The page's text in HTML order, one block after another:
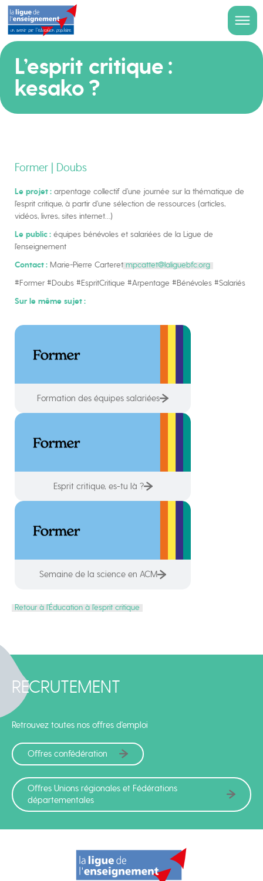
L’esprit critique :
kesako ?
Former | Doubs
Le projet : arpentage collectif d’une journée sur la thématique de
l’esprit critique, à partir d’une sélection de ressources (articles,
vidéos, livres, sites internet…)
Le public : équipes bénévoles et salariées de la Ligue de
l’enseignement
Contact : Marie-Pierre Carteret mpcattet@laliguebfc.org
#Former #Doubs #EspritCritique #Arpentage #Bénévoles #Salariés
Sur le même sujet :
Formation des équipes salariées
Esprit critique, es-tu là ?
Semaine de la science en ACM
Retour à l’Éducation à l’esprit critique
RECRUTEMENT
Retrouvez toutes nos offres d'emploi
Offres confédération
Offres Unions régionales et Fédérations
départementales